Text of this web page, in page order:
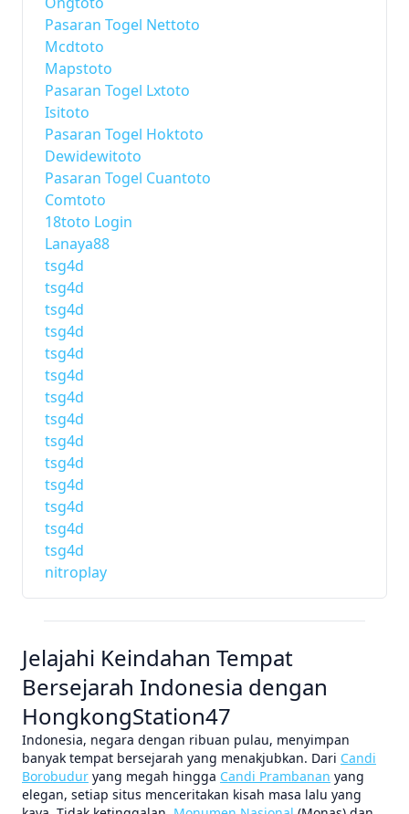
Pasaran Togel Nettoto
Mcdtoto
Mapstoto
Pasaran Togel Lxtoto
Isitoto
Pasaran Togel Hoktoto
Dewidewitoto
Pasaran Togel Cuantoto
Comtoto
18toto Login
Lanaya88
tsg4d
tsg4d
tsg4d
tsg4d
tsg4d
tsg4d
tsg4d
tsg4d
tsg4d
tsg4d
tsg4d
tsg4d
tsg4d
tsg4d
nitroplay
Jelajahi Keindahan Tempat
Bersejarah Indonesia dengan
HongkongStation47
Indonesia, negara dengan ribuan pulau, menyimpan
banyak tempat bersejarah yang menakjubkan. Dari Candi
Borobudur yang megah hingga Candi Prambanan yang
elegan, setiap situs menceritakan kisah masa lalu yang